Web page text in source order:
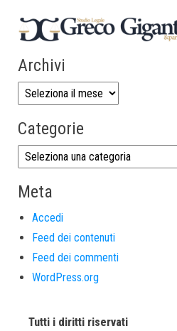
Archivi
Categorie
Meta
Accedi
Feed dei contenuti
Feed dei commenti
WordPress.org
Tutti i diritti riservati